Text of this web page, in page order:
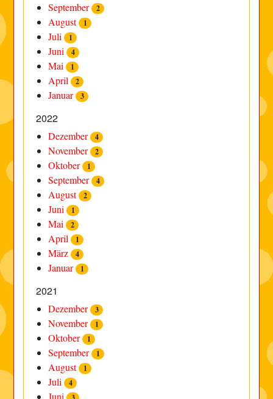
September 2
August 1
Juli 1
Juni 4
Mai 1
April 2
Januar 3
2022
Dezember 4
November 2
Oktober 1
September 4
August 2
Juni 1
Mai 2
April 1
März 4
Januar 1
2021
Dezember 3
November 1
Oktober 1
September 1
August 1
Juli 4
Juni